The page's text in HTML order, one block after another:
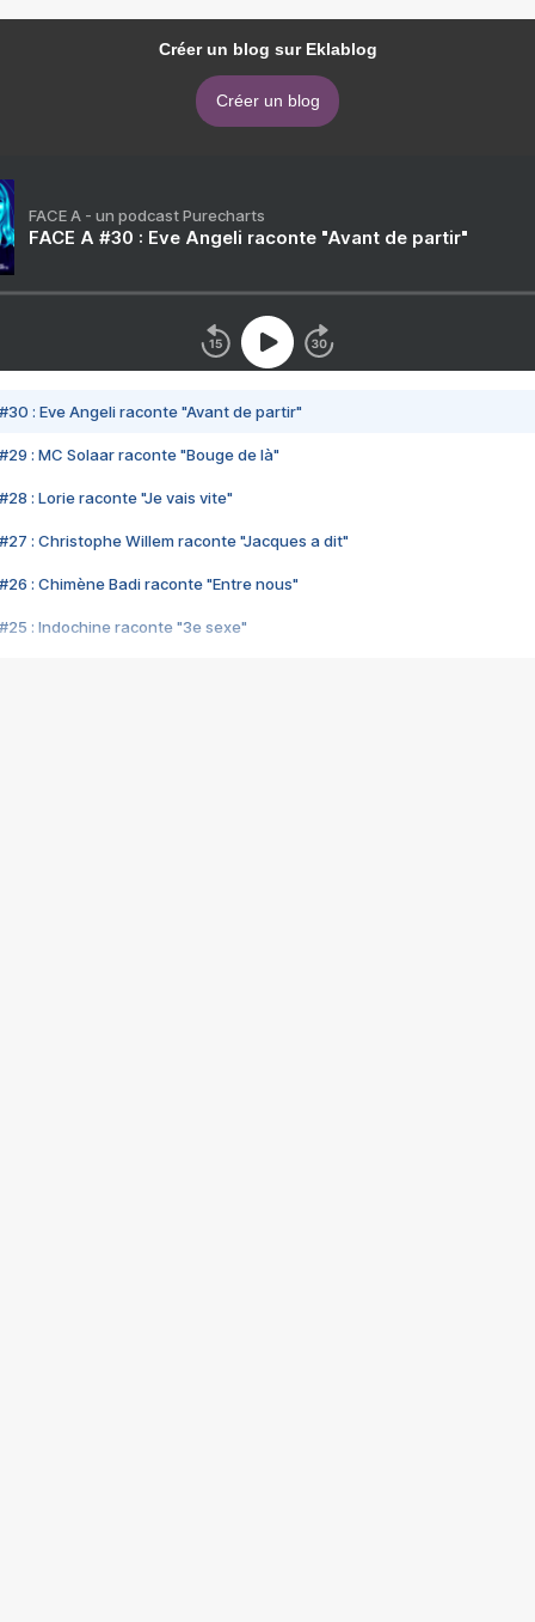
Créer un blog sur Eklablog
Créer un blog
FACE A - un podcast Purecharts
FACE A #30 : Eve Angeli raconte "Avant de partir"
#30 : Eve Angeli raconte "Avant de partir"
#29 : MC Solaar raconte "Bouge de là"
#28 : Lorie raconte "Je vais vite"
#27 : Christophe Willem raconte "Jacques a dit"
#26 : Chimène Badi raconte "Entre nous"
#25 : Indochine raconte "3e sexe"